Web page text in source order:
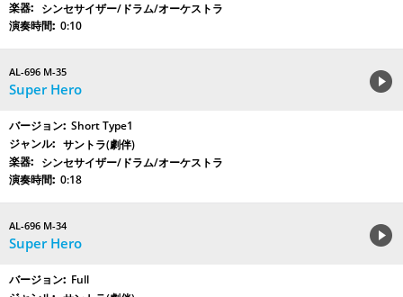
シンセサイザー/ドラム/オーケストラ
0:10
AL-696 M-35
Super Hero
Short Type1
サントラ(劇伴)
シンセサイザー/ドラム/オーケストラ
0:18
AL-696 M-34
Super Hero
Full